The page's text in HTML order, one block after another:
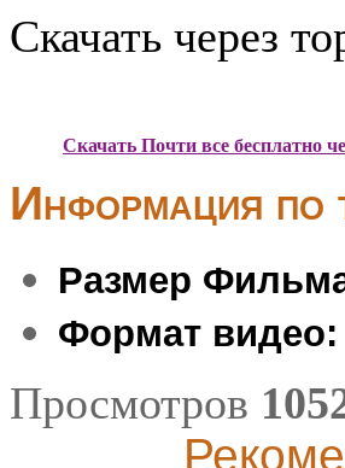
Скачать через
Скачать Почти все бесплатно
Информация по
Размер
Формат видео:
Просмотров